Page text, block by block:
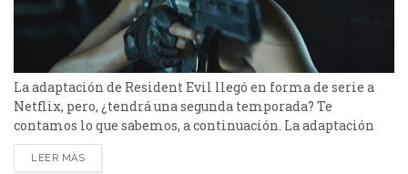
La adaptación de Resident Evil llegó en forma de serie a
Netflix, pero, ¿tendrá una segunda temporada? Te
contamos lo que sabemos, a continuación. La adaptación
del videojuego Resident Evil llegó a Netflix en forma de
serie. La misma se estrenó hace unos días estrenó y se
LEER MÁS